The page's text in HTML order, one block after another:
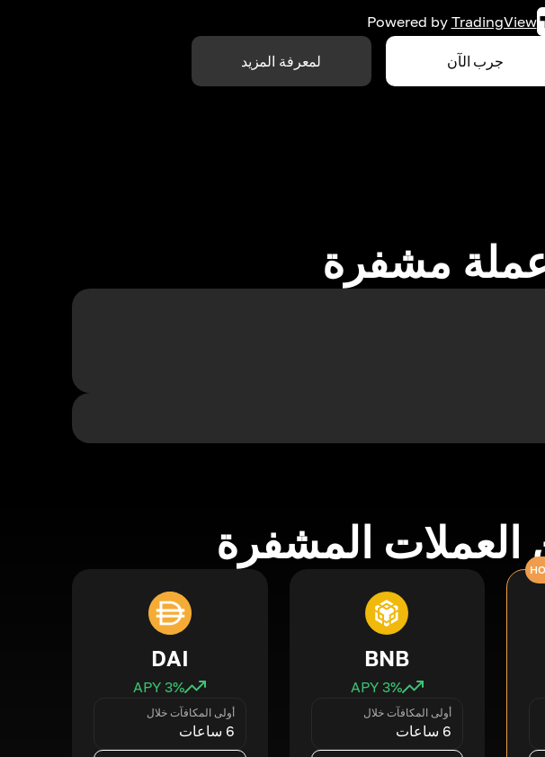
Powered by TradingView
جرب الآن لمعرفة المزيد
المشفرة
BNB
3% APY
أولى المكافآت خلال
6 ساعات
DAI
3% APY
أولى المكافآت خلال
6 ساعات